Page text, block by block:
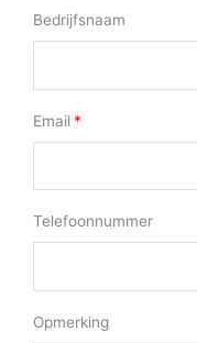
Bedrijfsnaam
Email
Telefoonnummer
Opmerking